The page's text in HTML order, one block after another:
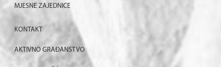
MJESNE ZAJEDNICE
KONTAKT
AKTIVNO GRAĐANSTVO